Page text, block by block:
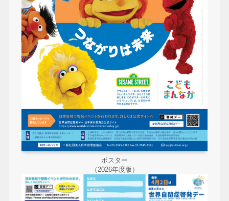
ポスター
（2026年度版）